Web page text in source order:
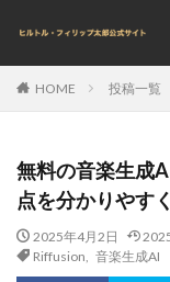
HOME 投稿一覧
無料の音楽生成
点を分かりやす
2025年4月2日
Riffusion
音楽生成AI